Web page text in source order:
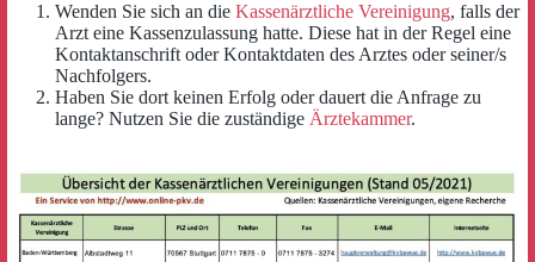
Wenden Sie sich an die Kassenärztliche Vereinigung, falls der
Arzt eine Kassenzulassung hatte. Diese hat in der Regel eine
Kontaktanschrift oder Kontaktdaten des Arztes oder seiner/s
Nachfolgers.
Haben Sie dort keinen Erfolg oder dauert die Anfrage zu
lange? Nutzen Sie die zuständige Ärztekammer.